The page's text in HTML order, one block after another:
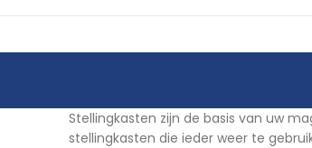
Stellingkasten zijn de basis van uw
stellingkasten die ieder weer te